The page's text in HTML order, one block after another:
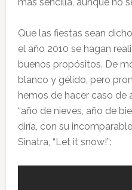
Que las fiestas sean
el año 2010 se hagan
buenos propósitos. De
blanco y gélido, pero
hemos de hacer caso de
“año de nieves, año de
diría, con su
Sinatra, “Let it snow!”: